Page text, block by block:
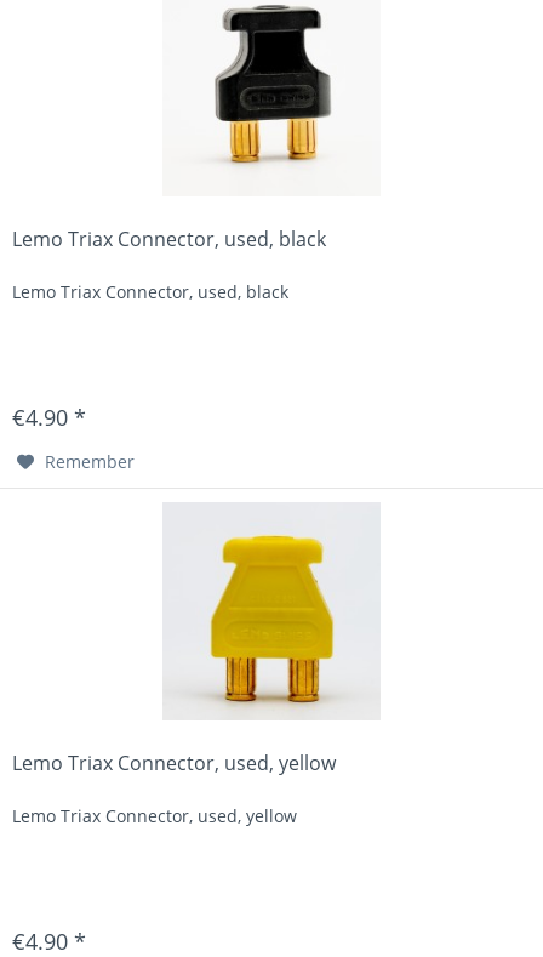
Lemo Triax Connector, used, black
Lemo Triax Connector, used, black
€4.90 *
Remember
Lemo Triax Connector, used, yellow
Lemo Triax Connector, used, yellow
€4.90 *